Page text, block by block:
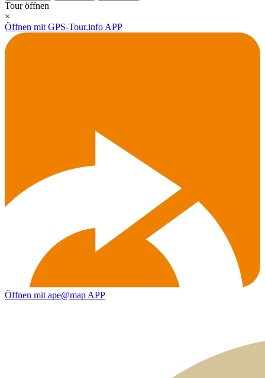
Tour öffnen
×
Öffnen mit GPS-Tour.info APP
Öffnen mit ape@map APP